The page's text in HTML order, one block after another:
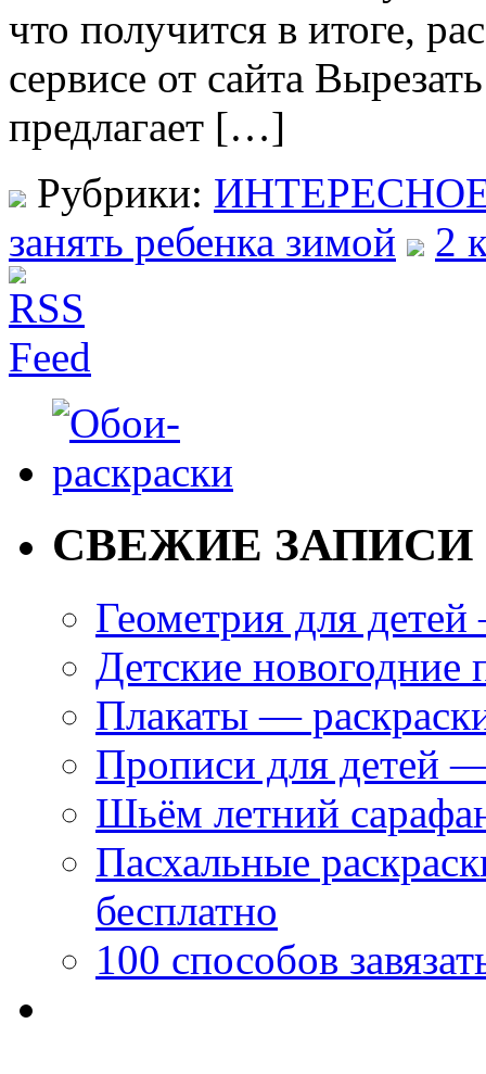
что получится в итоге,
сервисе от сайта
предлагает […]
Рубрики:
занять ребенка зимой
2
СВЕЖИЕ ЗАПИСИ
Геометрия для
Детские новогодние
Плакаты —
Прописи для детей
Шьём летний
Пасхальные
бесплатно
100 способов